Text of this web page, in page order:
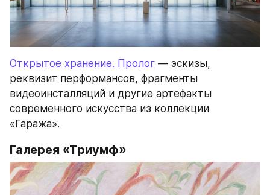
Открытое хранение. Пролог — эскизы,
реквизит перформансов, фрагменты
видеоинсталляций и другие артефакты
современного искусства из коллекции
«Гаража».
Галерея «Триумф»